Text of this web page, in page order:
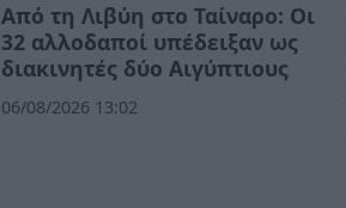
Από τη Λιβύη στο Ταίναρο: Οι
32 αλλοδαποί υπέδειξαν ως
διακινητές δύο Αιγύπτιους
06/08/2026 13:02